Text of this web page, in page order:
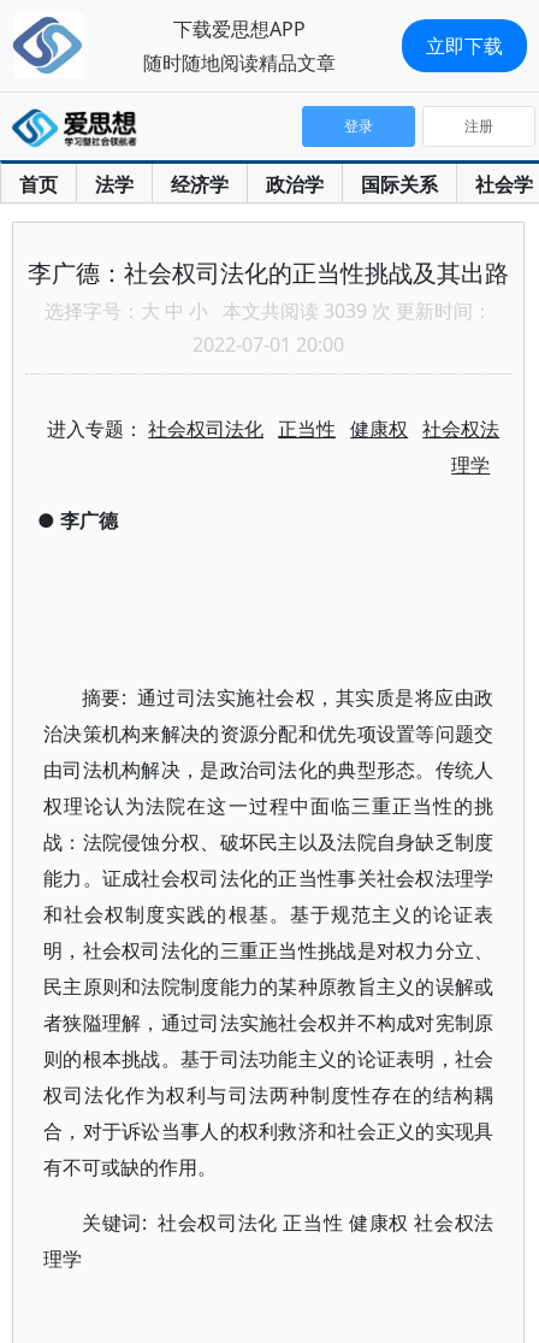
首页 法学 经济学 政治学 国际关系 社会学
登录 注册
李广德：社会权司法化的正当性挑战及其出路
选择字号： 大 中 小 本文共阅读 3039 次 更新时间：
2022-07-01 20:00
进入专题：社会权司法化 正当性 健康权
社会权法
理学
● 李广德
摘要: 通过司法实施社会权，其实质是将应由政
治决策机构来解决的资源分配和优先项设置等问题交
由司法机构解决，是政治司法化的典型形态。传统人
权理论认为法院在这一过程中面临三重正当性的挑
战：法院侵蚀分权、破坏民主以及法院自身缺乏制度
能力。证成社会权司法化的正当性事关社会权法理学
和社会权制度实践的根基。基于规范主义的论证表
明，社会权司法化的三重正当性挑战是对权力分立、
民主原则和法院制度能力的某种原教旨主义的误解或
者狭隘理解，通过司法实施社会权并不构成对宪制原
则的根本挑战。基于司法功能主义的论证表明，社会
权司法化作为权利与司法两种制度性存在的结构耦
合，对于诉讼当事人的权利救济和社会正义的实现具
有不可或缺的作用。
关键词: 社会权司法化 正当性 健康权 社会权法
理学
下载爱思想APP
随时随地阅读精品文章
立即下载